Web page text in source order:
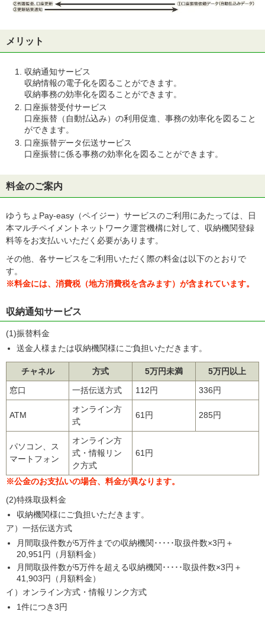
メリット
収納通知サービス
収納情報の電子化を図ることができます。
収納事務の効率化を図ることができます。
口座振替受付サービス
口座振替（自動払込み）の利用促進、事務の効率化を図ること
ができます。
口座振替データ伝送サービス
口座振替に係る事務の効率化を図ることができます。
料金のご案内
ゆうちょPay-easy（ペイジー）サービスのご利用にあたっては、日
本マルチペイメントネットワーク運営機構に対して、収納機関登録
料等をお支払いいただく必要があります。
その他、各サービスをご利用いただく際の料金は以下のとおりで
す。
※料金には、消費税（地方消費税を含みます）が含まれています。
収納通知サービス
(1)振替料金
送金人様または収納機関様にご負担いただきます。
チャネル 方式 5万円未満
5万円以上
窓口
一括伝送方式 112円 336円
ATM
オンライン方
式
61円 285円
パソコン、ス
マートフォン
オンライン方
式・情報リン
ク方式
61円
※公金のお支払いの場合、料金が異なります。
(2)特殊取扱料金
収納機関様にご負担いただきます。
ア）一括伝送方式
月間取扱件数が5万件までの収納機関･････取扱件数×3円＋
20,951円（月額料金）
月間取扱件数が5万件を超える収納機関･････取扱件数×3円＋
41,903円（月額料金）
イ）オンライン方式・情報リンク方式
1件につき3円